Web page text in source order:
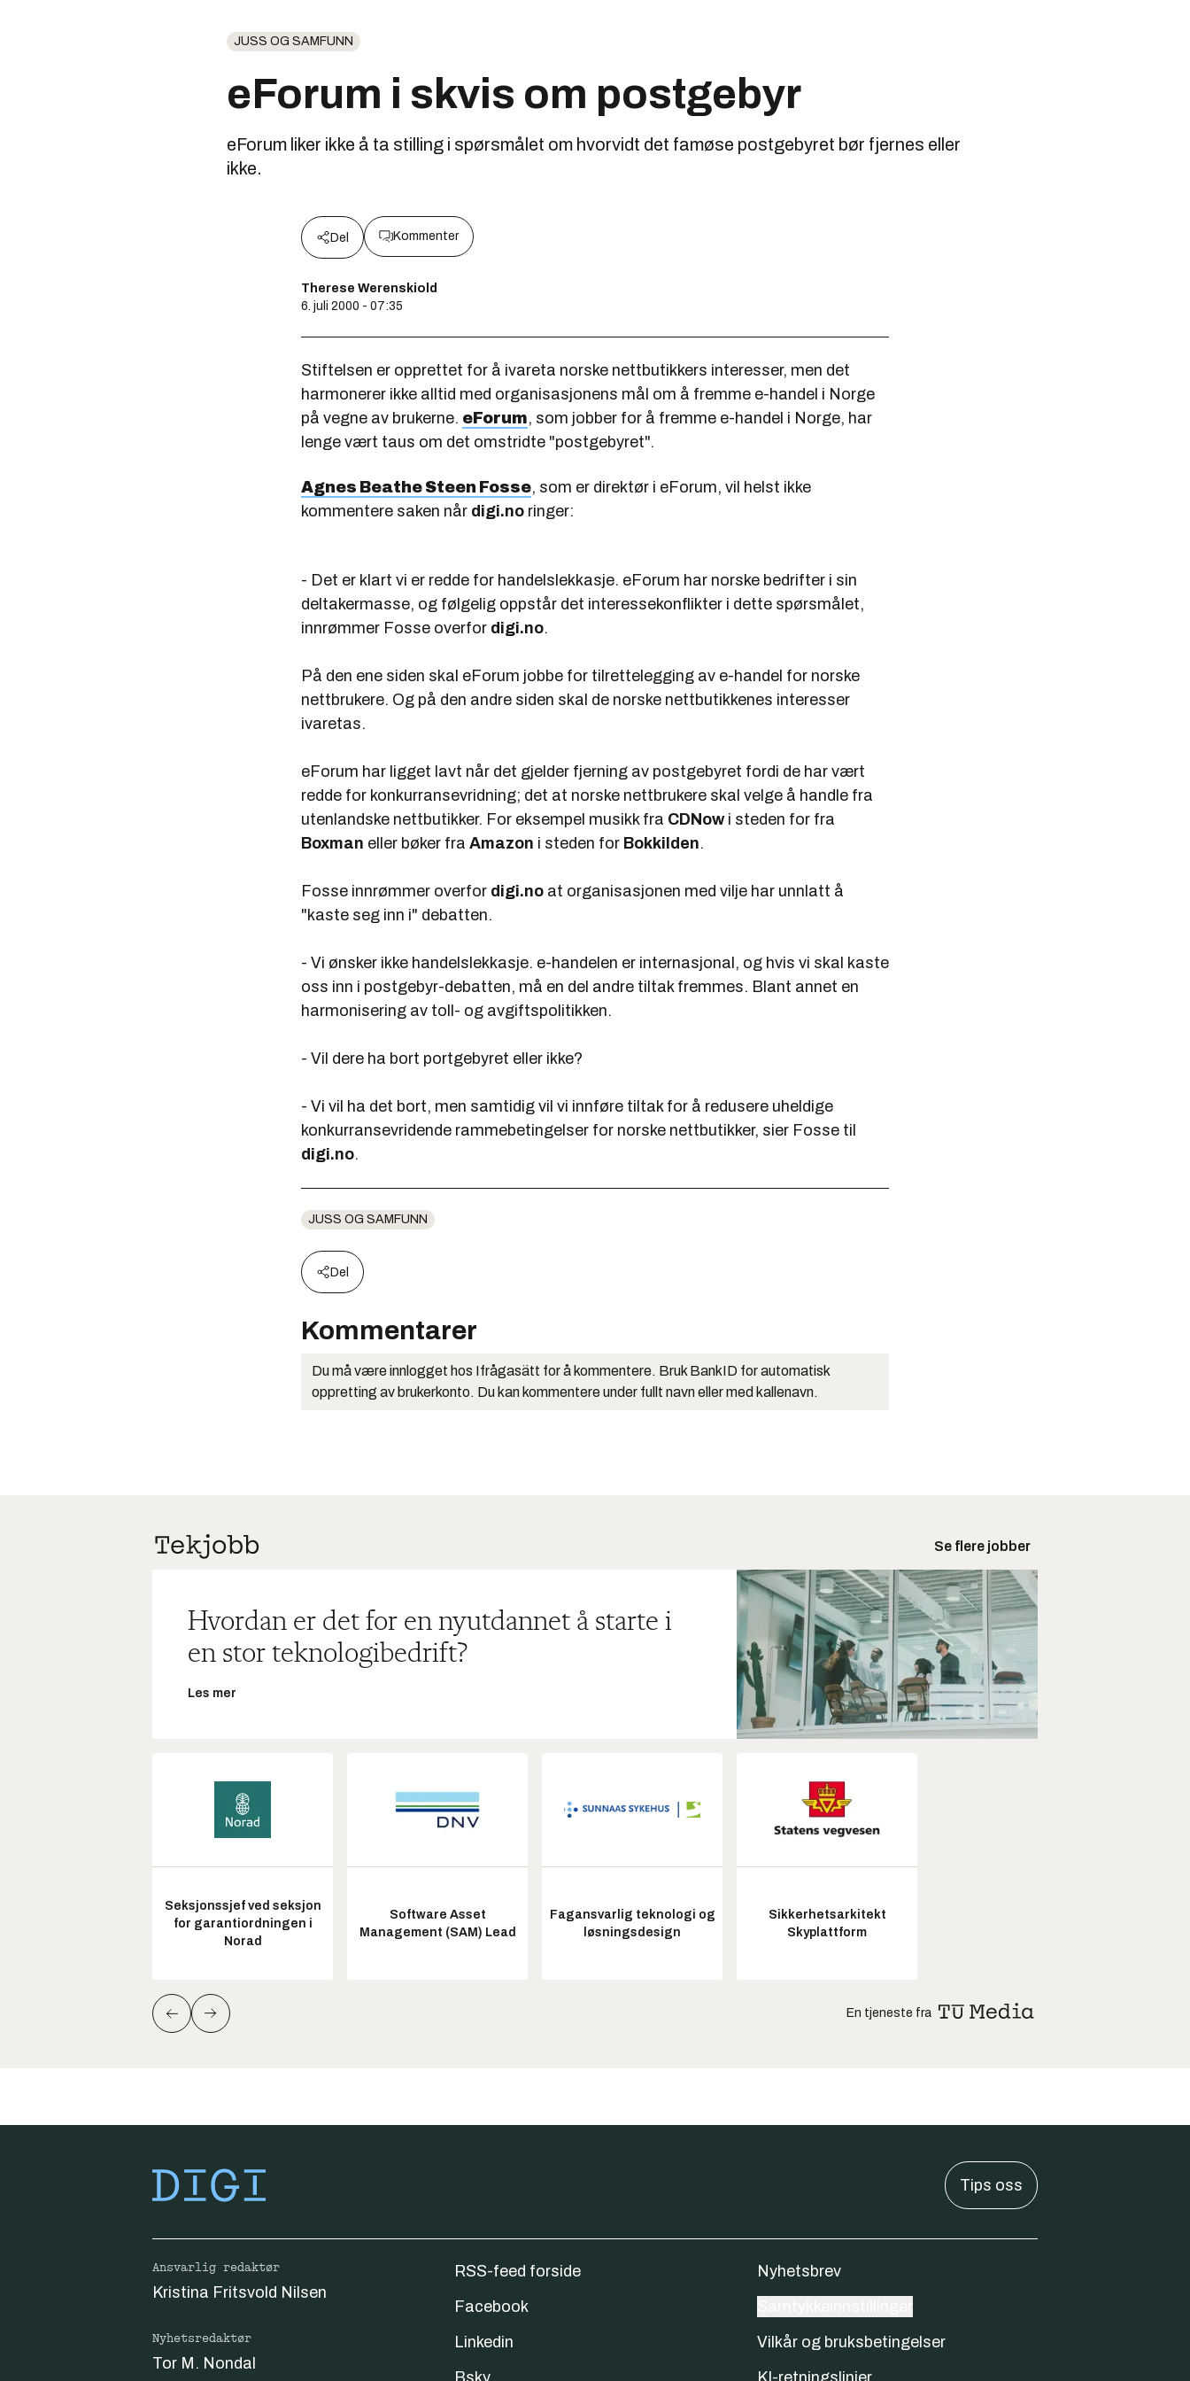
JUSS OG SAMFUNN
eForum i skvis om postgebyr
eForum liker ikke å ta stilling i spørsmålet om hvorvidt det famøse postgebyret bør fjernes eller
ikke.
Del Kommenter
Therese Werenskiold
6. juli 2000 - 07:35
Stiftelsen er opprettet for å ivareta norske nettbutikkers interesser, men det
harmonerer ikke alltid med organisasjonens mål om å fremme e-handel i Norge
på vegne av brukerne. eForum, som jobber for å fremme e-handel i Norge, har
lenge vært taus om det omstridte "postgebyret".
Agnes Beathe Steen Fosse, som er direktør i eForum, vil helst ikke
kommentere saken når digi.no ringer:
- Det er klart vi er redde for handelslekkasje. eForum har norske bedrifter i sin
deltakermasse, og følgelig oppstår det interessekonflikter i dette spørsmålet,
innrømmer Fosse overfor digi.no.
På den ene siden skal eForum jobbe for tilrettelegging av e-handel for norske
nettbrukere. Og på den andre siden skal de norske nettbutikkenes interesser
ivaretas.
eForum har ligget lavt når det gjelder fjerning av postgebyret fordi de har vært
redde for konkurransevridning; det at norske nettbrukere skal velge å handle fra
utenlandske nettbutikker. For eksempel musikk fra CDNowi steden for fra
Boxman eller bøker fra Amazon i steden for Bokkilden.
Fosse innrømmer overfor digi.no at organisasjonen med vilje har unnlatt å
"kaste seg inn i" debatten.
- Vi ønsker ikke handelslekkasje. e-handelen er internasjonal, og hvis vi skal kaste
oss inn i postgebyr-debatten, må en del andre tiltak fremmes. Blant annet en
harmonisering av toll- og avgiftspolitikken.
- Vil dere ha bort portgebyret eller ikke?
- Vi vil ha det bort, men samtidig vil vi innføre tiltak for å redusere uheldige
konkurransevridende rammebetingelser for norske nettbutikker, sier Fosse til
digi.no.
JUSS OG SAMFUNN
Del
Kommentarer
Du må være innlogget hos Ifrågasätt for å kommentere. Bruk BankID for automatisk
oppretting av brukerkonto. Du kan kommentere under fullt navn eller med kallenavn.
Se flere jobber
Hvordan er det for en nyutdannet å starte i
en stor teknologibedrift?
Les mer
Seksjonssjef ved seksjon
for garantiordningen i
Norad
Software Asset
Management (SAM) Lead
Fagansvarlig teknologi og
løsningsdesign
Sikkerhetsarkitekt
Skyplattform
En tjeneste fra
Tips oss
Ansvarlig redaktør
Kristina Fritsvold Nilsen
Nyhetsredaktør
Tor M. Nondal
RSS-feed forside
Facebook
Linkedin
Nyhetsbrev
Vilkår og bruksbetingelser